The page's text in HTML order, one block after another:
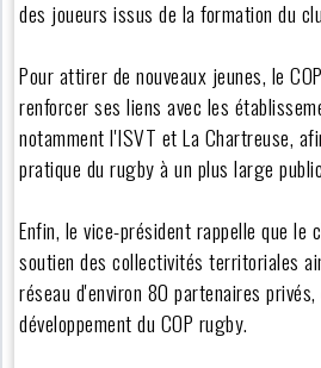
des joueurs issus de la formation du
Pour attirer de nouveaux jeunes, le
renforcer ses liens avec les
notamment l'ISVT et La Chartreuse,
pratique du rugby à un plus large
Enfin, le vice-président rappelle que le
soutien des collectivités territoriales
réseau d'environ 80 partenaires
développement du COP rugby.